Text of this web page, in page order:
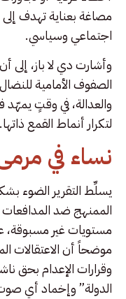
مصاغة بعناية تهدف إلى
اجتماعي وسياسي.
وأشارت دي لا باز، إلى
الصفوف الأمامية
والعدالة، في وقتٍ
لتكرار أنماط القمع ذاتها.
نساء في
يسلِّط التقرير الضوء
الممنهج ضد المدافعات
مستويات غير مسبوقة،
موضحاً أن الاعتقالات
وقرارات الإعدام بحق
الدولة” وإخماد أي